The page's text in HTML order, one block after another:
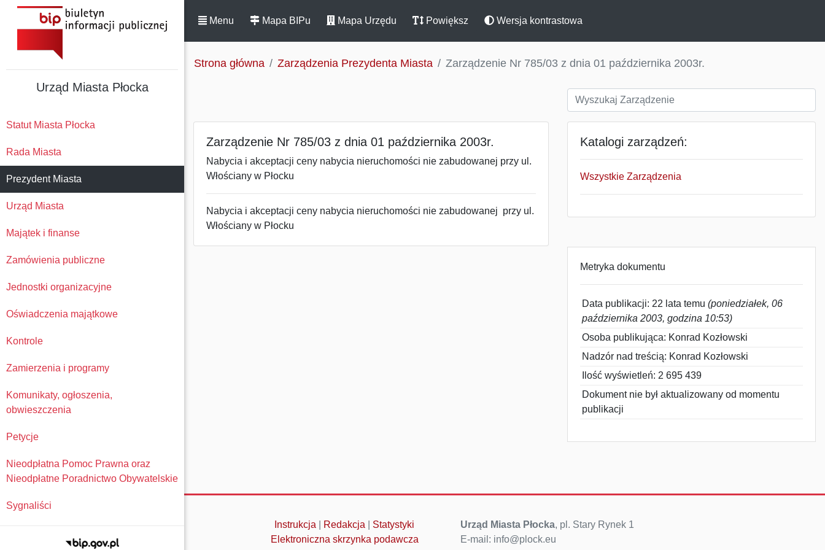
Urząd Miasta Płocka
Statut Miasta Płocka
Rada Miasta
Prezydent Miasta
Urząd Miasta
Majątek i finanse
Zamówienia publiczne
Jednostki organizacyjne
Oświadczenia majątkowe
Kontrole
Zamierzenia i programy
Komunikaty, ogłoszenia,
obwieszczenia
Petycje
Nieodpłatna Pomoc Prawna oraz
Nieodpłatne Poradnictwo Obywatelskie
Sygnaliści
Menu Mapa BIPu Mapa Urzędu Powiększ Wersja kontrastowa
Strona główna Zarządzenia Prezydenta Miasta Zarządzenie Nr 785/03 z dnia 01 października 2003r.
Zarządzenie Nr 785/03 z dnia 01 października 2003r.
Nabycia i akceptacji ceny nabycia nieruchomości nie zabudowanej przy ul.
Włościany w Płocku
Nabycia i akceptacji ceny nabycia nieruchomości nie zabudowanej przy ul.
Włościany w Płocku
Katalogi zarządzeń:
Wszystkie Zarządzenia
Metryka dokumentu
Data publikacji: 22 lata temu (poniedziałek, 06
października 2003, godzina 10:53)
Osoba publikująca: Konrad Kozłowski
Nadzór nad treścią: Konrad Kozłowski
Ilość wyświetleń: 2 695 439
Dokument nie był aktualizowany od momentu
publikacji
Instrukcja Redakcja
Statystyki
Elektroniczna skrzynka podawcza
Urząd Miasta Płocka, pl. Stary Rynek 1
E-mail: info@plock.eu